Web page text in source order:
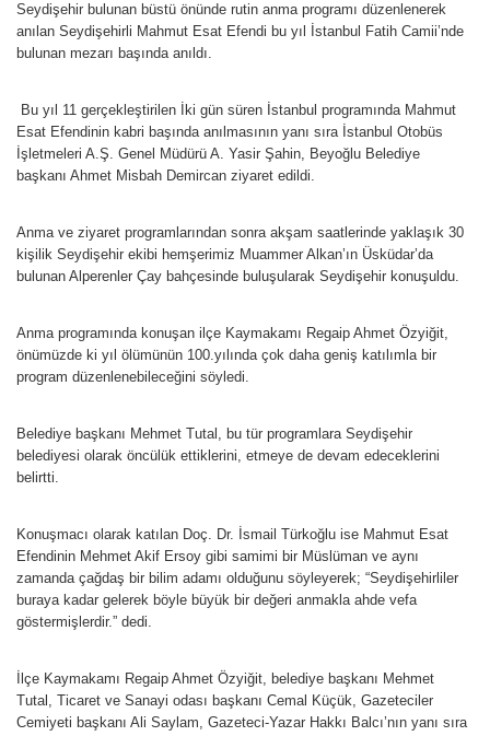
Seydişehir bulunan büstü önünde rutin anma programı düzenlenerek
anılan Seydişehirli Mahmut Esat Efendi bu yıl İstanbul Fatih Camii’nde
bulunan mezarı başında anıldı.
Bu yıl 11 gerçekleştirilen İki gün süren İstanbul programında Mahmut
Esat Efendinin kabri başında anılmasının yanı sıra İstanbul Otobüs
İşletmeleri A.Ş. Genel Müdürü A. Yasir Şahin, Beyoğlu Belediye
başkanı Ahmet Misbah Demircan ziyaret edildi.
Anma ve ziyaret programlarından sonra akşam saatlerinde yaklaşık 30
kişilik Seydişehir ekibi hemşerimiz Muammer Alkan’ın Üsküdar’da
bulunan Alperenler Çay bahçesinde buluşularak Seydişehir konuşuldu.
Anma programında konuşan ilçe Kaymakamı Regaip Ahmet Özyiğit,
önümüzde ki yıl ölümünün 100.yılında çok daha geniş katılımla bir
program düzenlenebileceğini söyledi.
Belediye başkanı Mehmet Tutal, bu tür programlara Seydişehir
belediyesi olarak öncülük ettiklerini, etmeye de devam edeceklerini
belirtti.
Konuşmacı olarak katılan Doç. Dr. İsmail Türkoğlu ise Mahmut Esat
Efendinin Mehmet Akif Ersoy gibi samimi bir Müslüman ve aynı
zamanda çağdaş bir bilim adamı olduğunu söyleyerek; “Seydişehirliler
buraya kadar gelerek böyle büyük bir değeri anmakla ahde vefa
göstermişlerdir.” dedi.
İlçe Kaymakamı Regaip Ahmet Özyiğit, belediye başkanı Mehmet
Tutal, Ticaret ve Sanayi odası başkanı Cemal Küçük, Gazeteciler
Cemiyeti başkanı Ali Saylam, Gazeteci-Yazar Hakkı Balcı’nın yanı sıra